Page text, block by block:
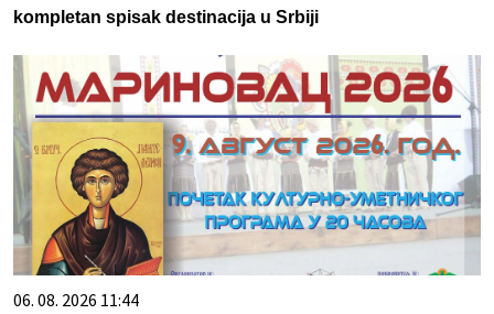
kompletan spisak destinacija u Srbiji
06. 08. 2026 11:44